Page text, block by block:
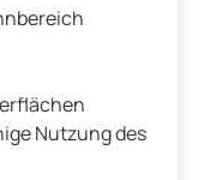
Nutzung des